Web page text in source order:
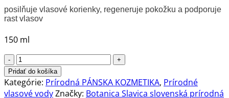
posilňuje vlasové korienky, regeneruje pokožku a podporuje
rast vlasov
150 ml
množstvo
Intenzívne
rozmarínové
vlasové
Pridať do košíka
Kategórie: Prírodná PÁNSKA KOZMETIKA, Prírodné
vlasové vodyZnačky: Botanica Slavica slovenská prírodná